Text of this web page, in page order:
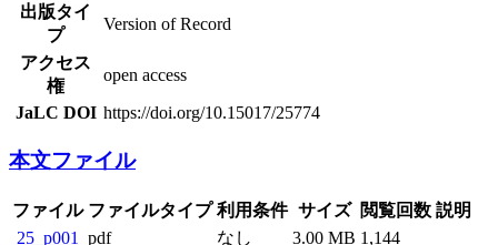
出版タイ
プ
Version of Record
アクセス
権
open access
JaLC DOI https://doi.org/10.15017/25774
本文ファイル
ファイル ファイルタイプ 利用条件 サイズ 閲覧回数 説明
25_p001
pdf なし 3.00 MB 1,144